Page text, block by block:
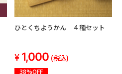
ひとくちようかん ４種セット
1,000 (税込)
38%OFF